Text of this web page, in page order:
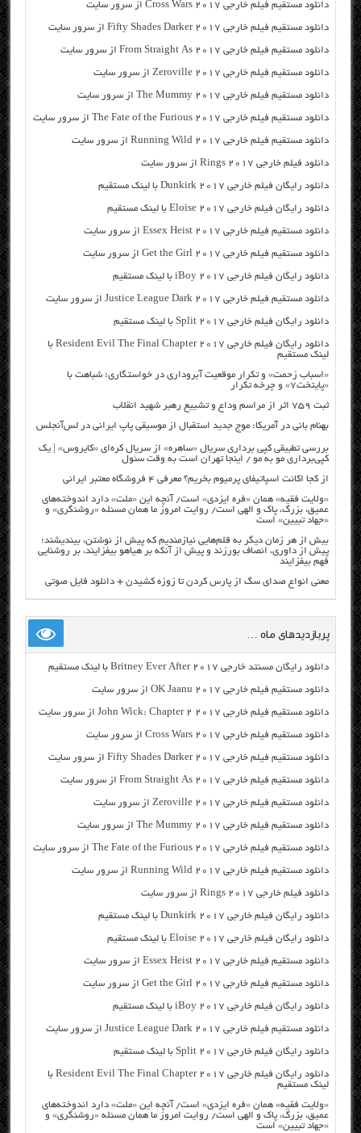
دانلود مستقیم فیلم خارجی Cross Wars 2017 از سرور سایت
دانلود مستقیم فیلم خارجی Fifty Shades Darker 2017 از سرور سایت
دانلود مستقیم فیلم خارجی From Straight As 2017 از سرور سایت
دانلود مستقیم فیلم خارجی Zeroville 2017 از سرور سایت
دانلود مستقیم فیلم خارجی The Mummy 2017 از سرور سایت
دانلود مستقیم فیلم خارجی The Fate of the Furious 2017 از سرور سایت
دانلود مستقیم فیلم خارجی Running Wild 2017 از سرور سایت
دانلود فیلم خارجی Rings 2017 از سرور سایت
دانلود رایگان فیلم خارجی Dunkirk 2017 با لینک مستقیم
دانلود رایگان فیلم خارجی Eloise 2017 با لینک مستقیم
دانلود مستقیم فیلم خارجی Essex Heist 2017 از سرور سایت
دانلود مستقیم فیلم خارجی Get the Girl 2017 از سرور سایت
دانلود رایگان فیلم خارجی iBoy 2017 با لینک مستقیم
دانلود مستقیم فیلم خارجی Justice League Dark 2017 از سرور سایت
دانلود رایگان فیلم خارجی Split 2017 با لینک مستقیم
دانلود رایگان فیلم خارجی Resident Evil The Final Chapter 2017 با
لینک مستقیم
«اسباب زحمت» و تکرار موقعیت آبروداری در خواستگاری؛ شباهت با
«پایتخت۷» و چرخه تکرار
ثبت ۷۵۹ اثر از مراسم وداع و تشییع رهبر شهید انقلاب
بهنام بانی در آمریکا: موج جدید استقبال از موسیقی پاپ ایرانی در لس‌آنجلس
بررسی تطبیقی کپی برداری سریال «ساهره» از سریال کره‌ای «کایروس» | یک
کپی‌برداری مو به مو / اینجا تهران است به وقت سئول
از کجا اکانت اسپاتیفای پرمیوم بخریم؟ معرفی ۴ فروشگاه معتبر ایرانی
«ولایت فقیه» همان «فره ایزدی» است/ آنچه این «ملت» دارد اندوخته‌های
عمیق، بزرگ، پاک و الهی است/ روایت امروز ما همان مسئله «روشنگری» و
«جهاد تبیین» است
بیش از هر زمان دیگر به قلم‌هایی نیازمندیم که پیش از نوشتن، بیندیشند؛
پیش از داوری، انصاف بورزند و پیش از آنکه بر هیاهو بیفزایند، بر روشنایی
فهم بیفزایند
معنی انواع صدای سگ از پارس کردن تا زوزه کشیدن + دانلود فایل صوتی
پربازدیدهای ماه …
دانلود رایگان مسنتد خارجی Britney Ever After 2017 با لینک مستقیم
دانلود مستقیم فیلم خارجی OK Jaanu 2017 از سرور سایت
دانلود مستقیم فیلم خارجی John Wick: Chapter 2 2017 از سرور سایت
دانلود مستقیم فیلم خارجی Cross Wars 2017 از سرور سایت
دانلود مستقیم فیلم خارجی Fifty Shades Darker 2017 از سرور سایت
دانلود مستقیم فیلم خارجی From Straight As 2017 از سرور سایت
دانلود مستقیم فیلم خارجی Zeroville 2017 از سرور سایت
دانلود مستقیم فیلم خارجی The Mummy 2017 از سرور سایت
دانلود مستقیم فیلم خارجی The Fate of the Furious 2017 از سرور سایت
دانلود مستقیم فیلم خارجی Running Wild 2017 از سرور سایت
دانلود فیلم خارجی Rings 2017 از سرور سایت
دانلود رایگان فیلم خارجی Dunkirk 2017 با لینک مستقیم
دانلود رایگان فیلم خارجی Eloise 2017 با لینک مستقیم
دانلود مستقیم فیلم خارجی Essex Heist 2017 از سرور سایت
دانلود مستقیم فیلم خارجی Get the Girl 2017 از سرور سایت
دانلود رایگان فیلم خارجی iBoy 2017 با لینک مستقیم
دانلود مستقیم فیلم خارجی Justice League Dark 2017 از سرور سایت
دانلود رایگان فیلم خارجی Split 2017 با لینک مستقیم
دانلود رایگان فیلم خارجی Resident Evil The Final Chapter 2017 با
لینک مستقیم
«ولایت فقیه» همان «فره ایزدی» است/ آنچه این «ملت» دارد اندوخته‌های
عمیق، بزرگ، پاک و الهی است/ روایت امروز ما همان مسئله «روشنگری» و
«جهاد تبیین» است